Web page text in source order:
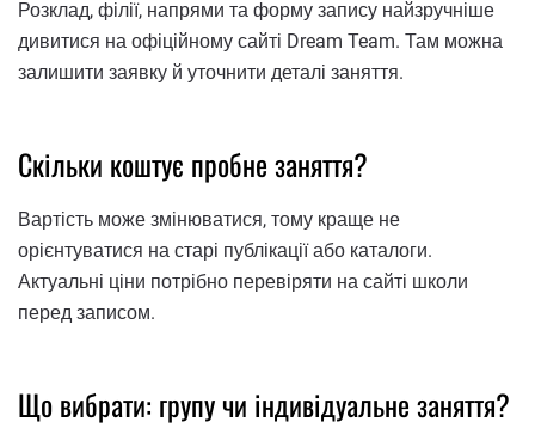
Розклад, філії, напрями та форму запису найзручніше
дивитися на офіційному сайті Dream Team. Там можна
залишити заявку й уточнити деталі заняття.
Скільки коштує пробне заняття?
Вартість може змінюватися, тому краще не
орієнтуватися на старі публікації або каталоги.
Актуальні ціни потрібно перевіряти на сайті школи
перед записом.
Що вибрати: групу чи індивідуальне заняття?